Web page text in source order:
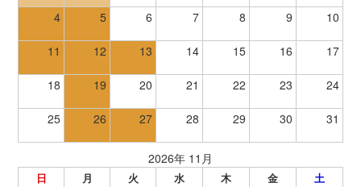
4 5 6 7 8 9 10
11 12 13 14 15 16 17
18 19 20 21 22 23 24
25 26 27 28 29 30 31
2026年 11月
日 月 火 水 木 金 土